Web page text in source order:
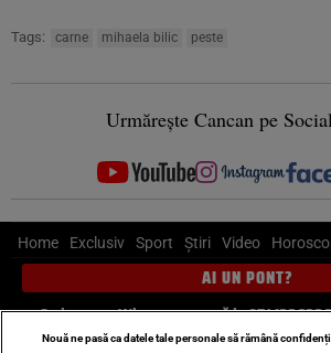
Tags: carne mihaela bilic peste
Urmărește Cancan pe
Home Exclusiv Sport Știri Video
AI UN PONT?
Scrie-ne pe Whatsapp, sună la
pont@cancan.ro
Nouă ne pasă ca datele tale personale să rămână